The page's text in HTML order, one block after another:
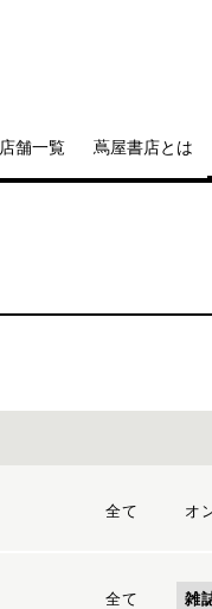
店舗一覧 蔦屋書店とは
全て オ
全て 雑